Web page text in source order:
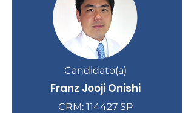
Candidato(a)
Franz Jooji Onishi
CRM: 114427 SP